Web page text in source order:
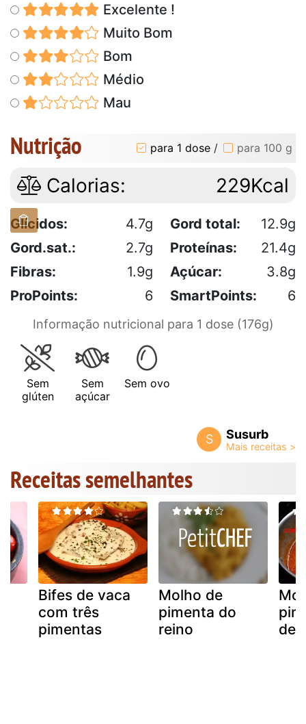
Excelente !
Muito Bom
Bom
Médio
Mau
Nutrição para 1 dose / para 100 g
Calorias: 229Kcal
Glícidos: 4.7g Gord total:
12.9g
Gord.sat.:
2.7g Proteínas:
21.4g
Fibras:
1.9g Açúcar:
3.8g
ProPoints:
6 SmartPoints: 6
Informação nutricional para 1 dose (176g)
Sem
glúten
Sem
açúcar
Sem ovo
S Susurb
Receitas semelhantes
Bifes de vaca
com três
pimentas
Molho de
pimenta do
reino
de